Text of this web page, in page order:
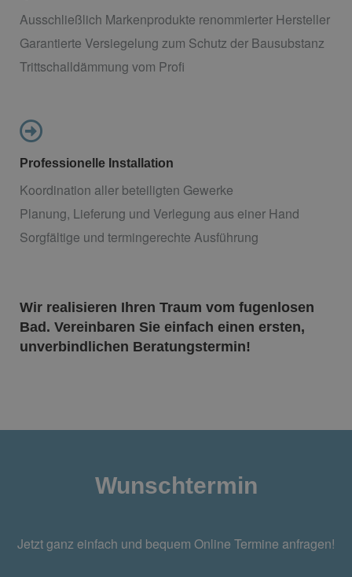
Ausschließlich Markenprodukte renommierter Hersteller
Garantierte Versiegelung zum Schutz der Bausubstanz
Trittschalldämmung vom Profi
Professionelle Installation
Koordination aller beteiligten Gewerke
Planung, Lieferung und Verlegung aus einer Hand
Sorgfältige und termingerechte Ausführung
Wir realisieren Ihren Traum vom fugenlosen
Bad. Vereinbaren Sie einfach einen ersten,
unverbindlichen Beratungstermin!
Wunschtermin
Jetzt ganz einfach und bequem Online Termine anfragen!